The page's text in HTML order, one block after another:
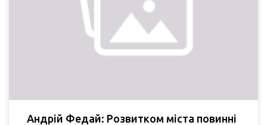
Андрій Федай: Розвитком міста повинні